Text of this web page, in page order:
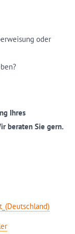
oder
Ihres
beraten Sie gern.